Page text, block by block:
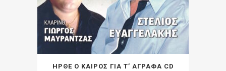
ΗΡΘΕ Ο ΚΑΙΡΟΣ ΓΙΑ Τ’ ΑΓΡΑΦΑ CD